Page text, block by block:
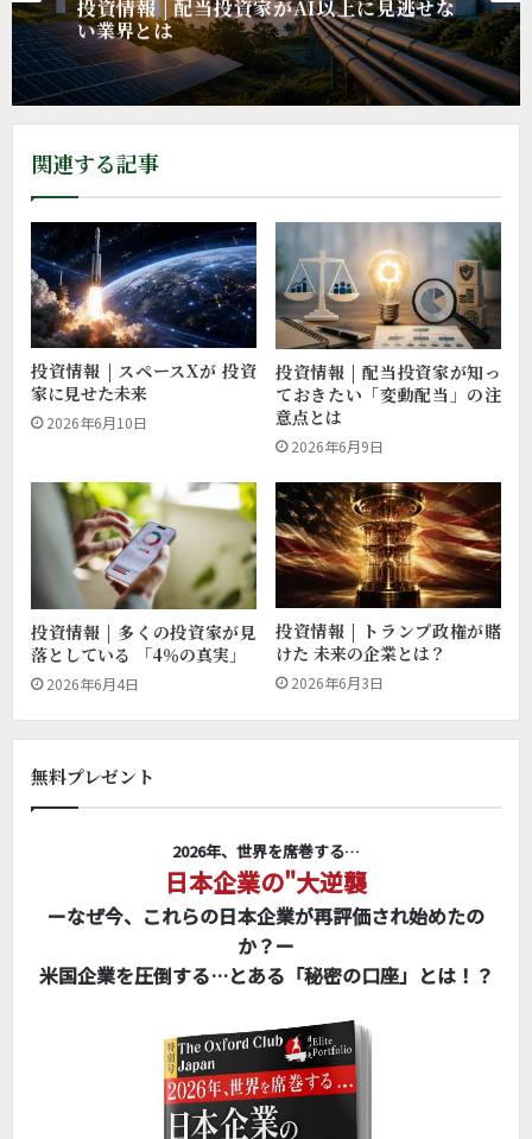
投資情報 | 配当投資家がAI以上に見逃せな
い業界とは
関連する記事
投資情報 | スペースXが 投資
家に見せた未来
2026年6月10日
投資情報 | 配当投資家が知っ
ておきたい「変動配当」の注
意点とは
2026年6月9日
投資情報 | 多くの投資家が見
落としている 「4％の真実」
2026年6月4日
投資情報 | トランプ政権が賭
けた 未来の企業とは？
2026年6月3日
無料プレゼント
2026年、世界を席巻する…
日本企業の"大逆襲
ーなぜ今、これらの日本企業が再評価され始めたの
か？ー
米国企業を圧倒する…とある「秘密の口座」とは！？